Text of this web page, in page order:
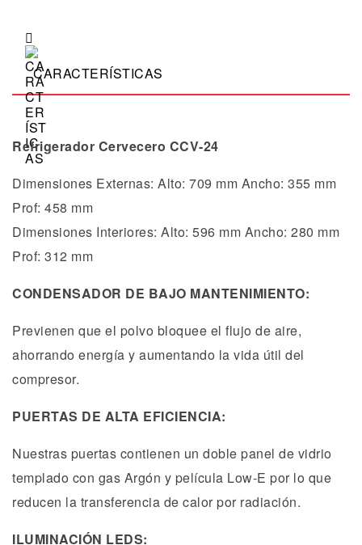
CARACTERÍSTICAS
Refrigerador Cervecero CCV-24
Dimensiones Externas: Alto: 709 mm Ancho: 355 mm
Prof: 458 mm
Dimensiones Interiores: Alto: 596 mm Ancho: 280 mm
Prof: 312 mm
CONDENSADOR DE BAJO MANTENIMIENTO:
Previenen que el polvo bloquee el flujo de aire,
ahorrando energía y aumentando la vida útil del
compresor.
PUERTAS DE ALTA EFICIENCIA:
Nuestras puertas contienen un doble panel de vidrio
templado con gas Argón y película Low-E por lo que
reducen la transferencia de calor por radiación.
ILUMINACIÓN LEDS: